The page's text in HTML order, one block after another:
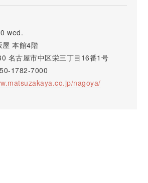
wed.
屋 本館4階
名古屋市中区栄三丁目16番1号
1782-7000
nagoya/